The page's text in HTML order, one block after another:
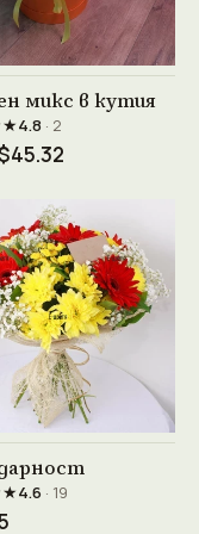
продукта →
микс в кутия
4.8 · 2
продукта →
4.6 · 19